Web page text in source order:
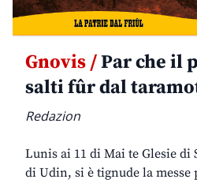
Gnovis /Par che il
salti fûr dal
Redazion
Lunis ai 11 di Mai te Glesie di
di Udin, si è tignude la messe